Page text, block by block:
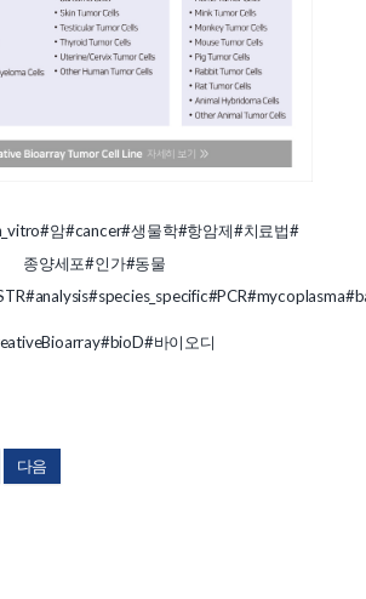
#암#cancer#생물학#항암제#치료법#
종양세포#인가#동물
#analysis#species_specific#PCR#mycoplasma
#bioD#바이오디
다음